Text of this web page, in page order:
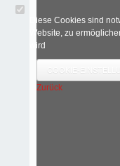
Diese Cookies sind
Website, zu
wird
COOKIE-
Zurück